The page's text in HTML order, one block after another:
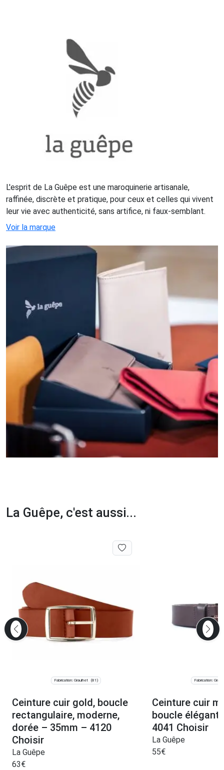
L'esprit de La Guêpe est une maroquinerie artisanale,
raffinée, discrète et pratique, pour ceux et celles qui vivent
leur vie avec authenticité, sans artifice, ni faux-semblant.
Voir la marque
La Guêpe, c'est aussi...
Fabrication: Graulhet (81)
Ceinture cuir gold, boucle
rectangulaire, moderne,
dorée – 35mm – 4120
Choisir
La Guêpe
63€
Fabrication:
Ceinture cuir
boucle
4041 Choisir
La Guêpe
55€